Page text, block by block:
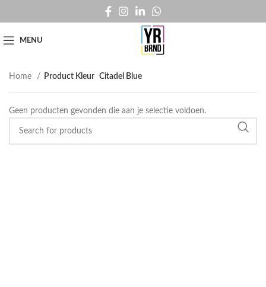
MENU
Home Product Kleur Citadel Blue
Geen producten gevonden die aan je selectie voldoen.